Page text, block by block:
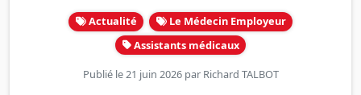
Actualité
Le Médecin Employeur
Assistants médicaux
Publié le 21 juin 2026 par Richard TALBOT